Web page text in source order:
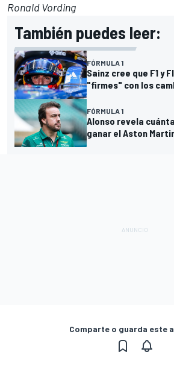
Ronald Vording
También puedes leer:
FÓRMULA 1
Sainz cree que F1 y
"firmes" con los
FÓRMULA 1
Alonso revela
ganar el Aston
Comparte o guarda este